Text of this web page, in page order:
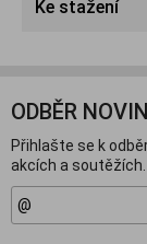
Ke stažení
ODBĚR
Přihlašte se k
akcích a soutěžích.